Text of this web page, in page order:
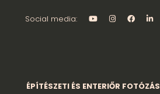
Social media:
ÉPÍTÉSZETI ÉS ENTERIŐR FOTÓZÁS